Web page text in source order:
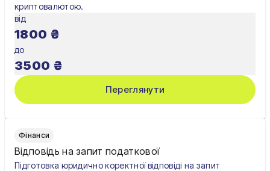
Хмельницький
Черкаси
Чернівці
Житомир
Київ
криптовалютою.
від
1800 ₴
до
3500 ₴
Переглянути
Фінанси
Відповідь на запит податкової
Підготовка юридично коректної відповіді на запит